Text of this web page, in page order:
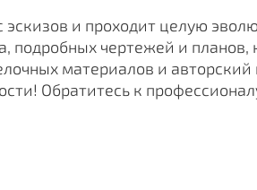
эскизов и проходит целую
подробных чертежей и
материалов и
Обратитесь к